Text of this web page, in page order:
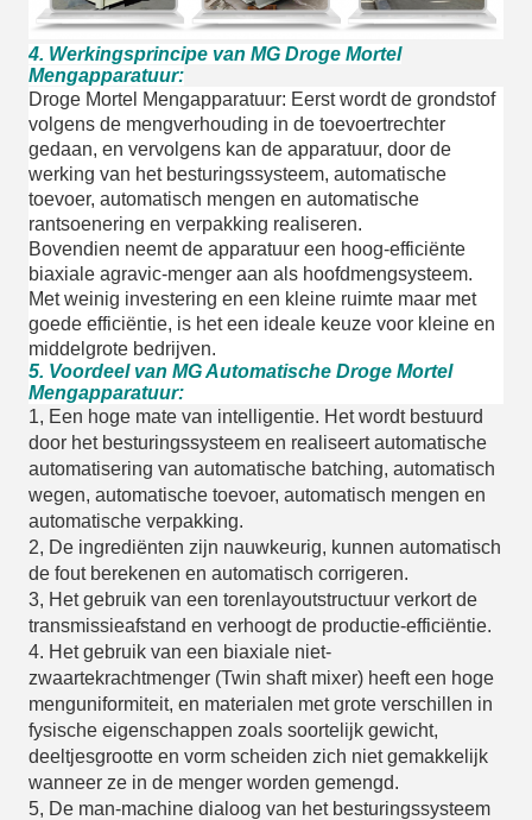
4. Werkingsprincipe van MG Droge Mortel
Mengapparatuur:
Droge Mortel Mengapparatuur: Eerst wordt de grondstof
volgens de mengverhouding in de toevoertrechter
gedaan, en vervolgens kan de apparatuur, door de
werking van het besturingssysteem, automatische
toevoer, automatisch mengen en automatische
rantsoenering en verpakking realiseren.
Bovendien neemt de apparatuur een hoog-efficiënte
biaxiale agravic-menger aan als hoofdmengsysteem.
Met weinig investering en een kleine ruimte maar met
goede efficiëntie, is het een ideale keuze voor kleine en
middelgrote bedrijven.
5. Voordeel van MG Automatische Droge Mortel
Mengapparatuur:
1, Een hoge mate van intelligentie. Het wordt bestuurd
door het besturingssysteem en realiseert automatische
automatisering van automatische batching, automatisch
wegen, automatische toevoer, automatisch mengen en
automatische verpakking.
2, De ingrediënten zijn nauwkeurig, kunnen automatisch
de fout berekenen en automatisch corrigeren.
3, Het gebruik van een torenlayoutstructuur verkort de
transmissieafstand en verhoogt de productie-efficiëntie.
4. Het gebruik van een biaxiale niet-
zwaartekrachtmenger (Twin shaft mixer) heeft een hoge
menguniformiteit, en materialen met grote verschillen in
fysische eigenschappen zoals soortelijk gewicht,
deeltjesgrootte en vorm scheiden zich niet gemakkelijk
wanneer ze in de menger worden gemengd.
5, De man-machine dialoog van het besturingssysteem